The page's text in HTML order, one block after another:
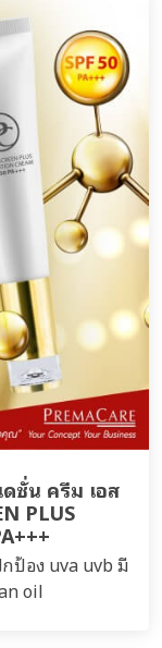
ชั่น ครีม เอส
PLUS
ป้อง uva uvb มี
oil